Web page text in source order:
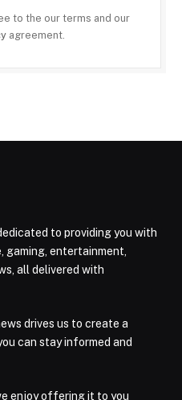
to the our terms and our
agreement.
to providing you with
entertainment,
all delivered with
drives us to create a
can stay informed and
enjoy offering it to you